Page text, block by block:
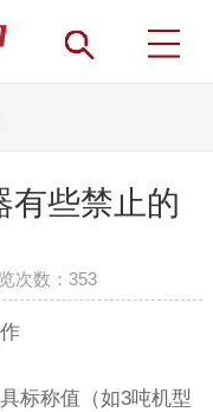
有些禁止的
次数： 353
标称值（如3吨机型